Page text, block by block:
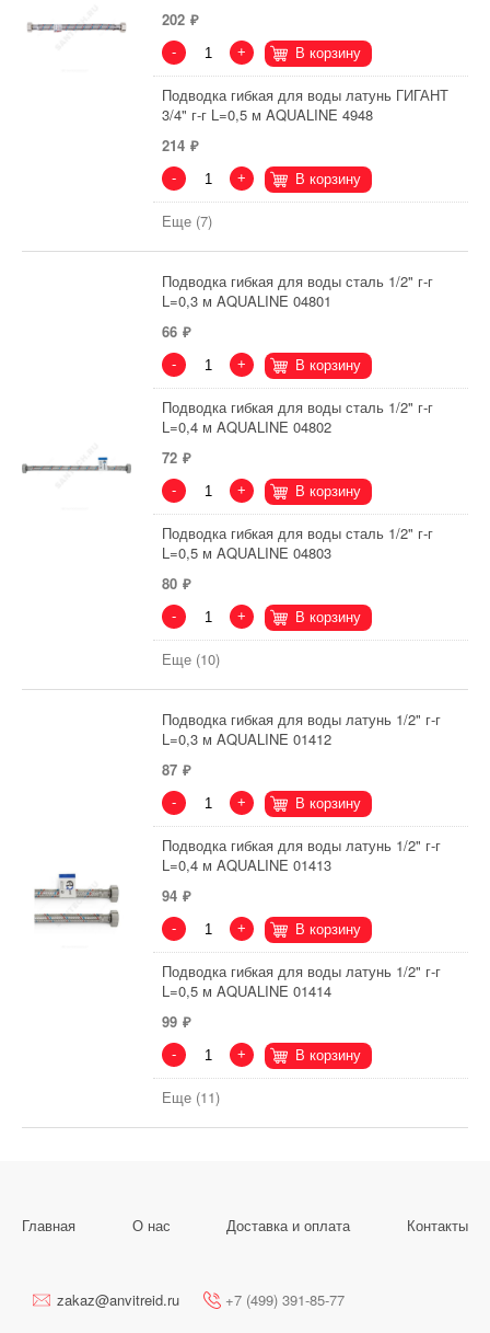
202
- + В корзину
Подводка гибкая для воды латунь ГИГАНТ
3/4" г-г L=0,5 м AQUALINE 4948
214
- + В корзину
Еще (7)
Подводка гибкая для воды сталь 1/2" г-г
L=0,3 м AQUALINE 04801
66
- + В корзину
Подводка гибкая для воды сталь 1/2" г-г
L=0,4 м AQUALINE 04802
72
- + В корзину
Подводка гибкая для воды сталь 1/2" г-г
L=0,5 м AQUALINE 04803
80
- + В корзину
Еще (10)
Подводка гибкая для воды латунь 1/2" г-г
L=0,3 м AQUALINE 01412
87
- + В корзину
Подводка гибкая для воды латунь 1/2" г-г
L=0,4 м AQUALINE 01413
94
- + В корзину
Подводка гибкая для воды латунь 1/2" г-г
L=0,5 м AQUALINE 01414
99
- + В корзину
Еще (11)
Главная О нас Доставка и оплата Контакты
zakaz@anvitreid.ru +7 (499) 391-85-77